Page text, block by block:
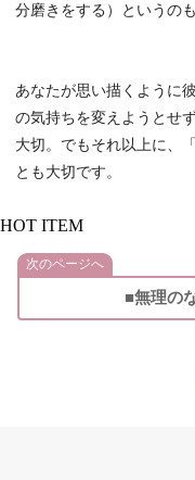
分磨きをする）というの
あなたが思い描くように
の気持ちを変えようとせ
大切。でもそれ以上に、
とも大切です。
HOT ITEM
次のページへ
■無理の